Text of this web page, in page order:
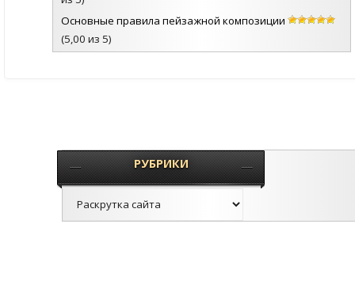
Основные правила пейзажной композиции
(5,00 из 5)
РУБРИКИ